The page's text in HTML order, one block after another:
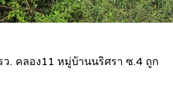
. คลอง11 หมู่บ้านนริศรา ซ.4 ถูก